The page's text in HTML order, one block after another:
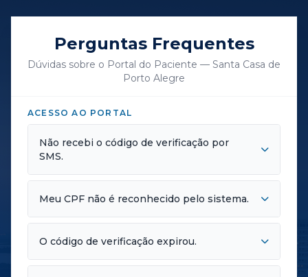
Perguntas Frequentes
Dúvidas sobre o Portal do Paciente — Santa Casa de
Porto Alegre
ACESSO AO PORTAL
Não recebi o código de verificação por
SMS.
Meu CPF não é reconhecido pelo sistema.
O código de verificação expirou.